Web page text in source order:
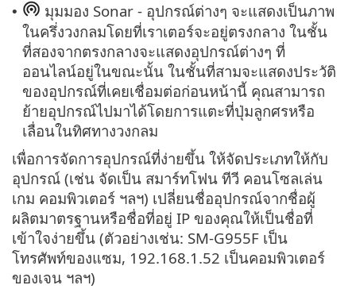
•
มุมมอง Sonar - อุปกรณ์ต่างๆ จะแสดงเป็นภาพ
ในครึ่งวงกลมโดยที่เราเตอร์จะอยู่ตรงกลาง ในชั้น
ที่สองจากตรงกลางจะแสดงอุปกรณ์ต่างๆ ที่
ออนไลน์อยู่ในขณะนั้น ในชั้นที่สามจะแสดงประวัติ
ของอุปกรณ์ที่เคยเชื่อมต่อก่อนหน้านี้ คุณสามารถ
ย้ายอุปกรณ์ไปมาได้โดยการแตะที่ปุ่มลูกศรหรือ
เลื่อนในทิศทางวงกลม
เพื่อการจัดการอุปกรณ์ที่ง่ายขึ้น ให้จัดประเภทให้กับ
อุปกรณ์ (เช่น จัดเป็น สมาร์ทโฟน ทีวี คอนโซลเล่น
เกม คอมพิวเตอร์ ฯลฯ) เปลี่ยนชื่ออุปกรณ์จากชื่อผู้
ผลิตมาตรฐานหรือชื่อที่อยู่ IP ของคุณให้เป็นชื่อที่
เข้าใจง่ายขึ้น (ตัวอย่างเช่น: SM-G955F เป็น
โทรศัพท์ของแซม, 192.168.1.52 เป็นคอมพิวเตอร์
ของเจน ฯลฯ)